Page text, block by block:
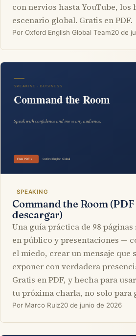
con nervios hasta YouTube, los
escenario global. Gratis en PDF.
Por Oxford English Global Team20 de
SPEAKING
Command the Room
descargar)
Una guía práctica de 98
en público y presentaciones —
el miedo, crear un mensaje que
exponer con verdadera
Gratis en PDF, y hecha para
tu próxima charla, no solo para
Por Marco Ruiz20 de junio de 2026